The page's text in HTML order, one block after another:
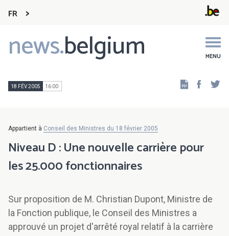
FR
news.belgium MENU
Main
navigation
18 FÉV 2005 16:00
Appartient à Conseil des Ministres du 18 février 2005
Niveau D : Une nouvelle carrière pour
les 25.000 fonctionnaires
Sur proposition de M. Christian Dupont, Ministre de
la Fonction publique, le Conseil des Ministres a
approuvé un projet d'arrêté royal relatif à la carrière